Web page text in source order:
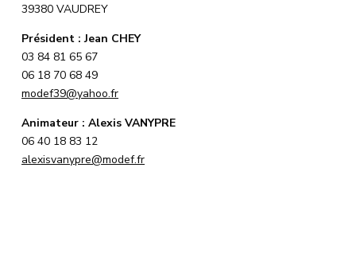
39380 VAUDREY
Président : Jean CHEY
03 84 81 65 67
06 18 70 68 49
modef39@yahoo.fr
Animateur : Alexis VANYPRE
06 40 18 83 12
alexisvanypre@modef.fr